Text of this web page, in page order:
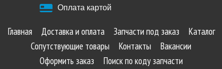
Оплата картой
Главная Доставка и оплата Запчасти под заказ
Каталог
Сопутствующие товары
Контакты
Вакансии
Оформить заказ
Поиск по коду запчасти